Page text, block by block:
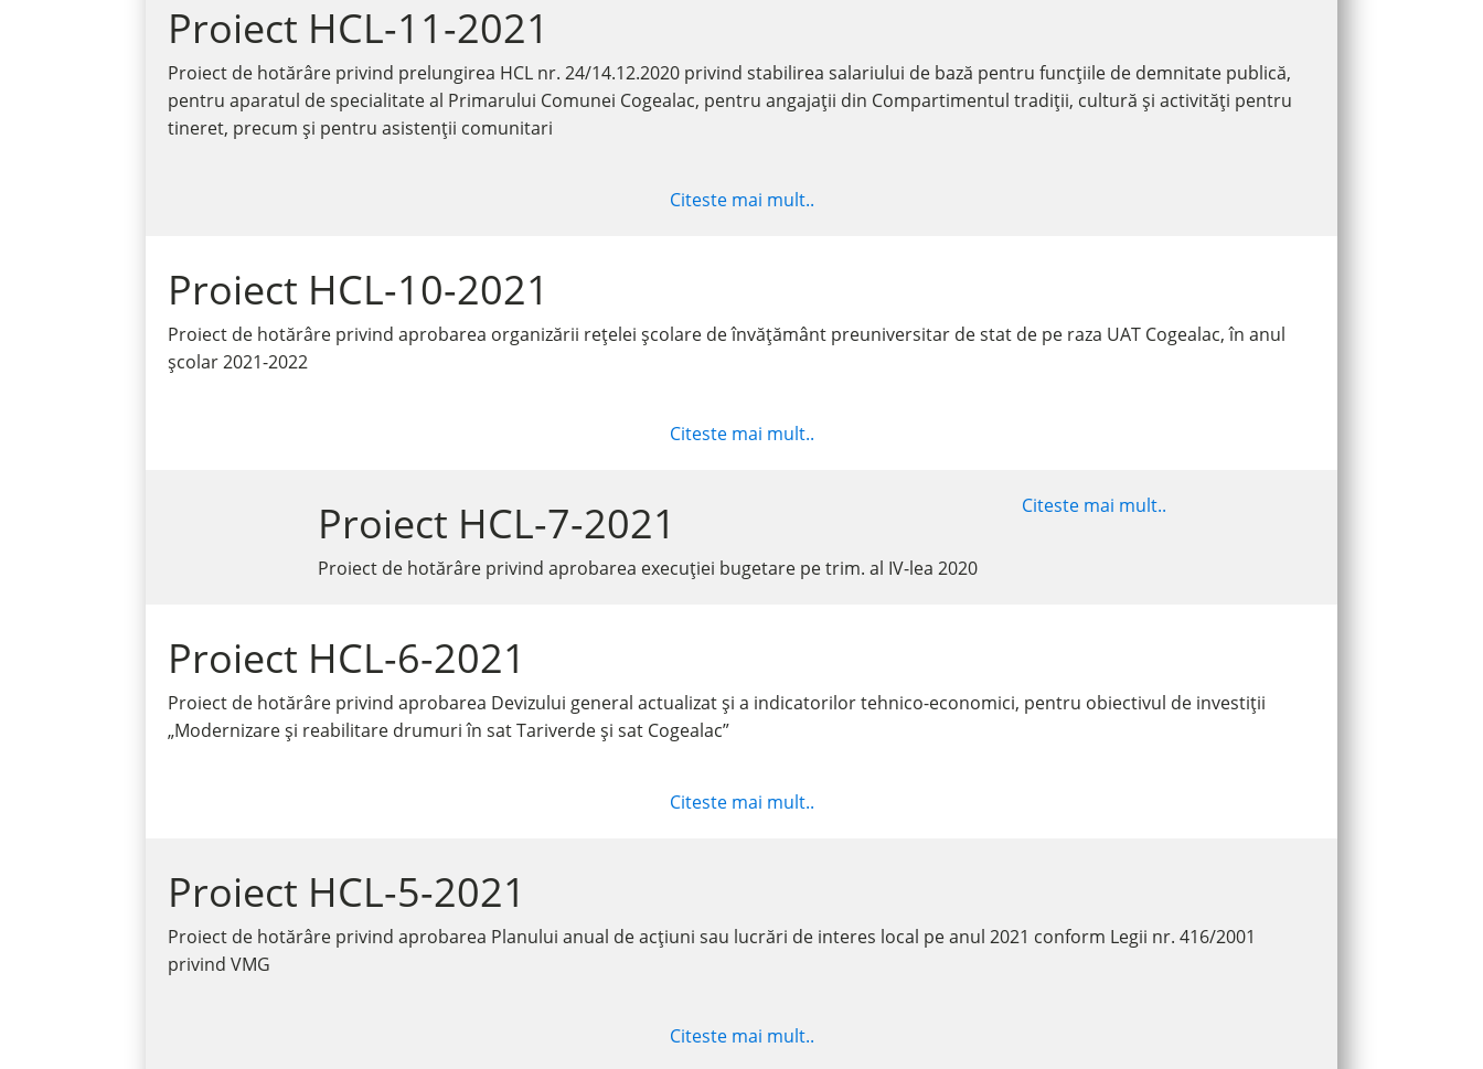
Proiect HCL-11-2021
Proiect de hotărâre privind prelungirea HCL nr. 24/14.12.2020 privind stabilirea salariului de bază pentru funcțiile de demnitate publică,
pentru aparatul de specialitate al Primarului Comunei Cogealac, pentru angajații din Compartimentul tradiții, cultură și activități pentru
tineret, precum și pentru asistenții comunitari
Citeste mai mult..
Proiect HCL-10-2021
Proiect de hotărâre privind aprobarea organizării rețelei școlare de învățământ preuniversitar de stat de pe raza UAT Cogealac, în anul
școlar 2021-2022
Citeste mai mult..
Proiect HCL-7-2021
Proiect de hotărâre privind aprobarea execuției bugetare pe trim. al IV-lea 2020
Citeste mai mult..
Proiect HCL-6-2021
Proiect de hotărâre privind aprobarea Devizului general actualizat și a indicatorilor tehnico-economici, pentru obiectivul de investiții
„Modernizare și reabilitare drumuri în sat Tariverde și sat Cogealac”
Citeste mai mult..
Proiect HCL-5-2021
Proiect de hotărâre privind aprobarea Planului anual de acțiuni sau lucrări de interes local pe anul 2021 conform Legii nr. 416/2001
privind VMG
Citeste mai mult..